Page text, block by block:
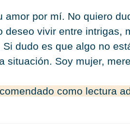
amor por mí. No quiero
deseo vivir entre intrigas,
Si dudo es que algo no
situación. Soy mujer,
como lectura